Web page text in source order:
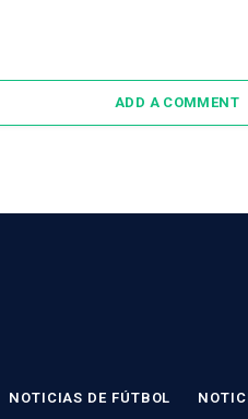
ADD A COMMENT
NOTICIAS DE FÚTBOL